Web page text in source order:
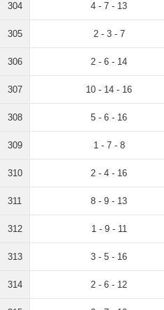
304 4 - 7 - 13
305 2 - 3 - 7
306 2 - 6 - 14
307 10 - 14 - 16
308 5 - 6 - 16
309 1 - 7 - 8
310 2 - 4 - 16
311 8 - 9 - 13
312 1 - 9 - 11
313 3 - 5 - 16
314 2 - 6 - 12